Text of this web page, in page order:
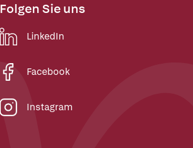
Folgen Sie uns
LinkedIn
Facebook
Instagram